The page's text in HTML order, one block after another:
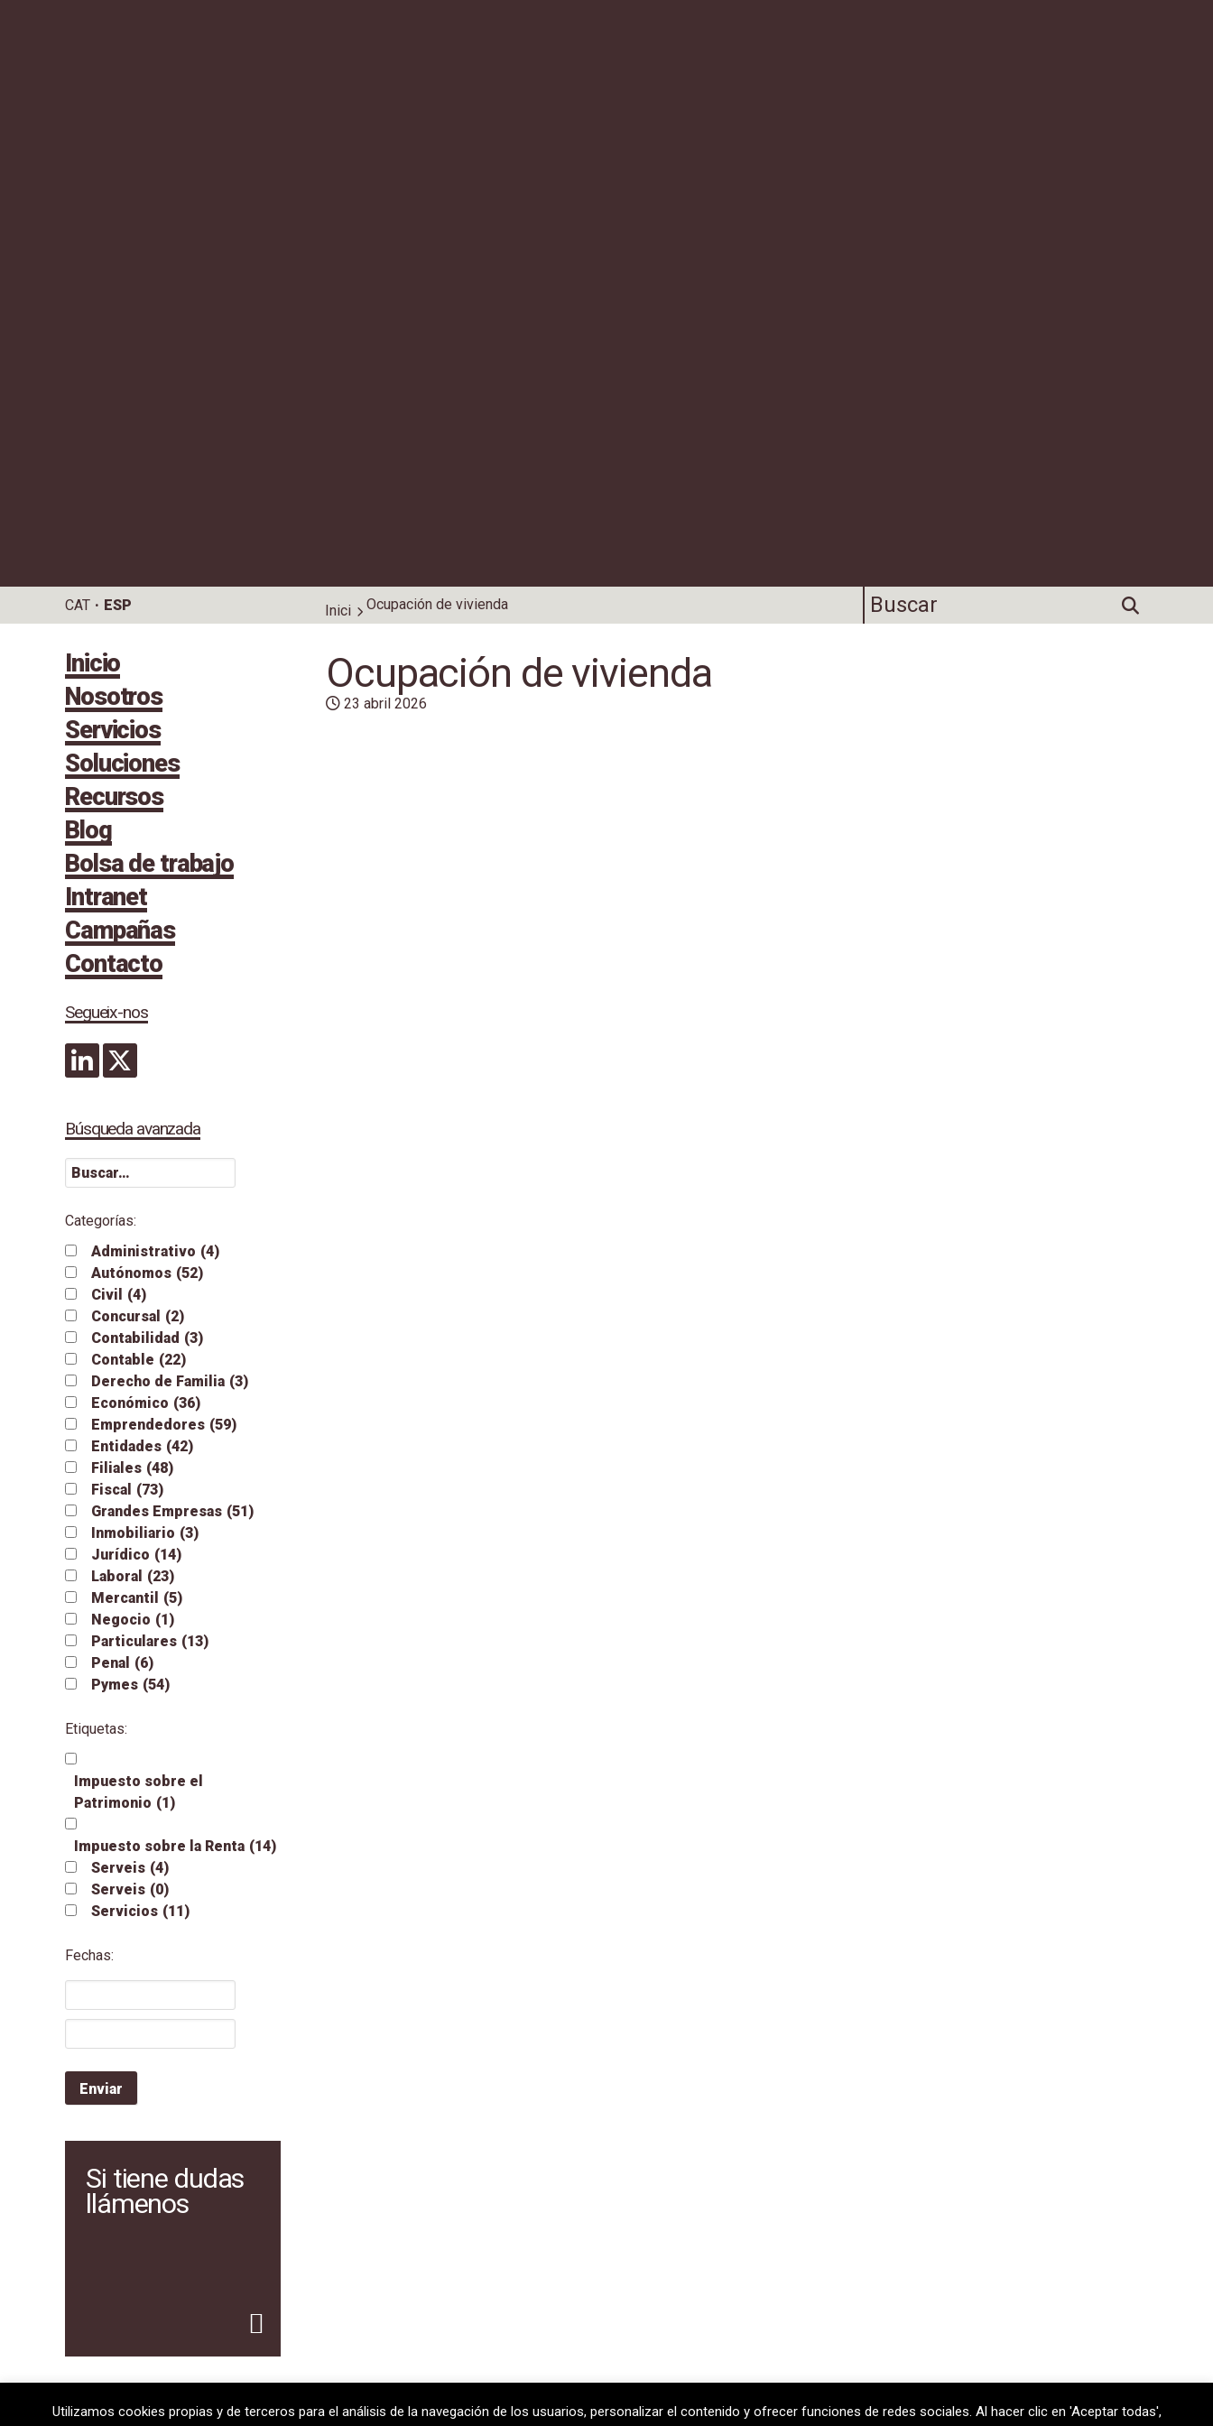
CAT ESP Inici Ocupación de vivienda
Inicio
Nosotros
Servicios
Soluciones
Recursos
Blog
Bolsa de trabajo
Intranet
Campañas
Contacto
Segueix-nos
Búsqueda avanzada
Categorías:
Administrativo (4)
Autónomos (52)
Civil
(4)
Concursal (2)
Contabilidad (3)
Contable (22)
Derecho de Familia (3)
Económico (36)
Emprendedores (59)
Entidades (42)
Filiales (48)
Fiscal (73)
Grandes Empresas (51)
Inmobiliario (3)
Jurídico (14)
Laboral (23)
Mercantil
(5)
Negocio (1)
Particulares (13)
Penal (6)
Pymes (54)
Etiquetas:
Impuesto sobre el
Patrimonio (1)
Impuesto sobre la Renta (14)
Serveis (4)
Serveis (0)
Servicios (11)
Fechas:
Si tiene dudas
llámenos
Ocupación de vivienda
23 abril 2026
08720 Vilafranca del Penedès · General Prim 5, 2n · Barcelona T+34 938 170 417 ·F+34 938 170 301 contem@contem.es
Utilizamos cookies propias y de terceros para el análisis de la navegación de los usuarios, personalizar el contenido y ofrecer funciones de redes sociales. Al hacer clic en 'Aceptar todas',